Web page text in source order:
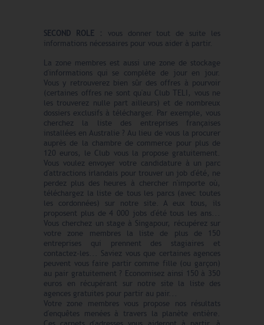
SECOND ROLE : vous donner tout de suite les
informations nécessaires pour vous aider à partir.
La zone membres est aussi une zone de stockage
d'informations qui se complète de jour en jour.
Vous y retrouverez bien sûr des offres à pourvoir
(certaines offres ne sont qu'au Club TELI, vous ne
les trouverez nulle part ailleurs) et de nombreux
dossiers exclusifs à télécharger. Par exemple, vous
cherchez la liste des entreprises françaises
installées en Australie ? Au lieu de vous la procurer
auprès de la chambre de commerce pour plus de
120 euros, le Club vous la propose gratuitement.
Vous voulez envoyer votre candidature à un parc
d'attractions irlandais pour trouver un job d'été, ne
perdez plus des heures à chercher n'importe où,
téléchargez la liste de tous les parcs (avec toutes
les cordonnées) sur notre site. A eux tous, ils
proposent plus de 4 000 jobs d'été tous les ans...
Vous cherchez un stage à Singapour, récupérez sur
votre zone membres la liste de plus de 150
entreprises qui prennent des stagiaires et
contactez-les... Saviez vous que certaines agences
peuvent vous faire partir comme fille (ou garçon)
au pair gratuitement ? Economisez ainsi 150 à 350
euros en récupérant sur notre site la liste des
agences gratuites pour partir au pair...
Votre zone membres vous propose nos résultats
d'enquêtes menées à travers la planète entière.